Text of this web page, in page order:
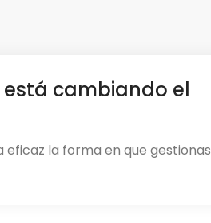
cambiando el
la forma en que gestionas